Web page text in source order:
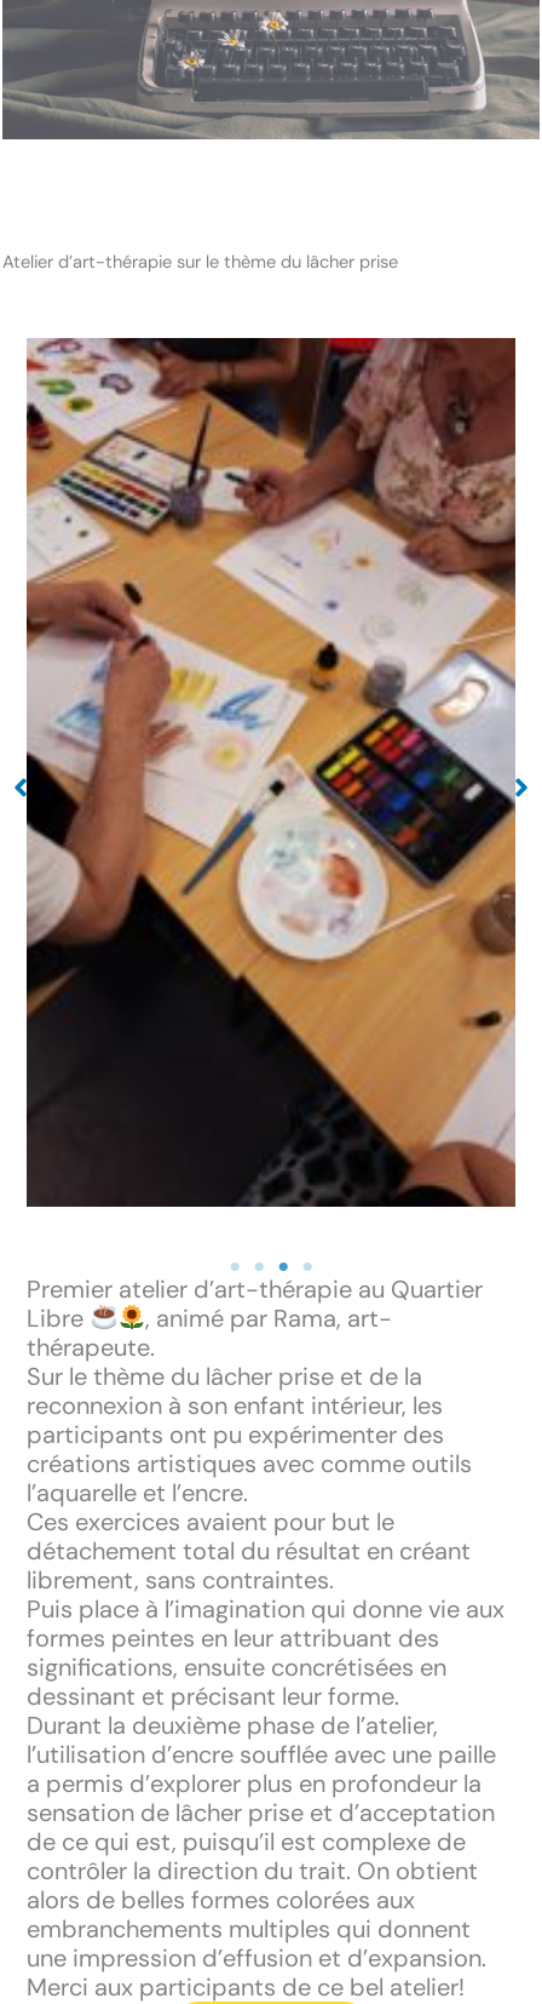
Atelier d’art-thérapie sur le thème du lâcher prise
Imagination
Premier atelier d’art-thérapie au Quartier
Libre
, animé par Rama, art-
thérapeute.
Sur le thème du lâcher prise et de la
reconnexion à son enfant intérieur, les
participants ont pu expérimenter des
créations artistiques avec comme outils
l’aquarelle et l’encre.
Ces exercices avaient pour but le
détachement total du résultat en créant
librement, sans contraintes.
Puis place à l’imagination qui donne vie aux
formes peintes en leur attribuant des
significations, ensuite concrétisées en
dessinant et précisant leur forme.
Durant la deuxième phase de l’atelier,
l’utilisation d’encre soufflée avec une paille
a permis d’explorer plus en profondeur la
sensation de lâcher prise et d’acceptation
de ce qui est, puisqu’il est complexe de
contrôler la direction du trait. On obtient
alors de belles formes colorées aux
embranchements multiples qui donnent
une impression d’effusion et d’expansion.
Merci aux participants de ce bel atelier!